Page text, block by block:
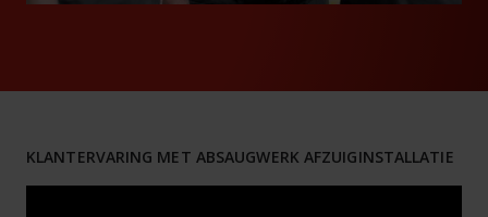
KLANTERVARING MET ABSAUGWERK AFZUIGINSTALLATIE